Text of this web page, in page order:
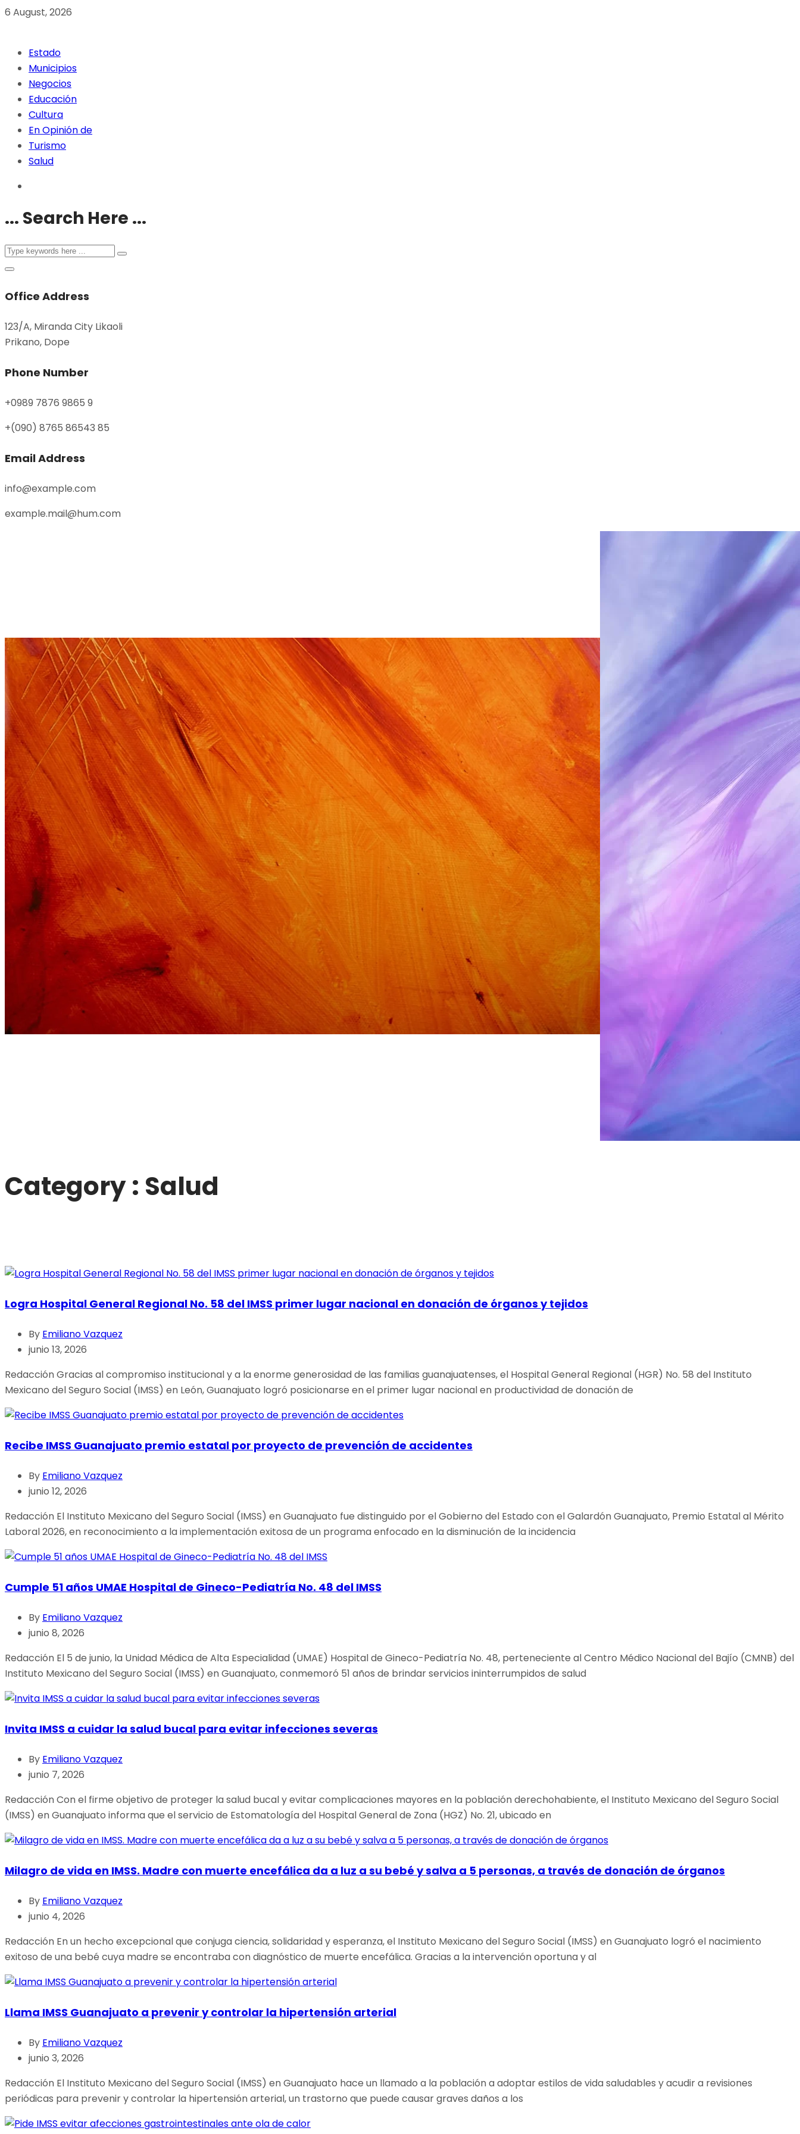
6 August, 2026
Estado
Municipios
Negocios
Educación
Cultura
En Opinión de
Turismo
Salud
... Search Here ...
Office Address
123/A, Miranda City Likaoli
Prikano, Dope
Phone Number
+0989 7876 9865 9
+(090) 8765 86543 85
Email Address
info@example.com
example.mail@hum.com
Category : Salud
Logra Hospital General Regional No. 58 del IMSS primer lugar nacional en donación de órganos y tejidos
By Emiliano Vazquez
junio 13, 2026
Redacción Gracias al compromiso institucional y a la enorme generosidad de las familias guanajuatenses, el Hospital General Regional (HGR) No. 58 del Instituto
Mexicano del Seguro Social (IMSS) en León, Guanajuato logró posicionarse en el primer lugar nacional en productividad de donación de
Recibe IMSS Guanajuato premio estatal por proyecto de prevención de accidentes
By Emiliano Vazquez
junio 12, 2026
Redacción El Instituto Mexicano del Seguro Social (IMSS) en Guanajuato fue distinguido por el Gobierno del Estado con el Galardón Guanajuato, Premio Estatal al Mérito
Laboral 2026, en reconocimiento a la implementación exitosa de un programa enfocado en la disminución de la incidencia
Cumple 51 años UMAE Hospital de Gineco-Pediatría No. 48 del IMSS
By Emiliano Vazquez
junio 8, 2026
Redacción El 5 de junio, la Unidad Médica de Alta Especialidad (UMAE) Hospital de Gineco-Pediatría No. 48, perteneciente al Centro Médico Nacional del Bajío (CMNB) del
Instituto Mexicano del Seguro Social (IMSS) en Guanajuato, conmemoró 51 años de brindar servicios ininterrumpidos de salud
Invita IMSS a cuidar la salud bucal para evitar infecciones severas
By Emiliano Vazquez
junio 7, 2026
Redacción Con el firme objetivo de proteger la salud bucal y evitar complicaciones mayores en la población derechohabiente, el Instituto Mexicano del Seguro Social
(IMSS) en Guanajuato informa que el servicio de Estomatología del Hospital General de Zona (HGZ) No. 21, ubicado en
Milagro de vida en IMSS. Madre con muerte encefálica da a luz a su bebé y salva a 5 personas, a través de donación de órganos
By Emiliano Vazquez
junio 4, 2026
Redacción En un hecho excepcional que conjuga ciencia, solidaridad y esperanza, el Instituto Mexicano del Seguro Social (IMSS) en Guanajuato logró el nacimiento
exitoso de una bebé cuya madre se encontraba con diagnóstico de muerte encefálica. Gracias a la intervención oportuna y al
Llama IMSS Guanajuato a prevenir y controlar la hipertensión arterial
By Emiliano Vazquez
junio 3, 2026
Redacción El Instituto Mexicano del Seguro Social (IMSS) en Guanajuato hace un llamado a la población a adoptar estilos de vida saludables y acudir a revisiones
periódicas para prevenir y controlar la hipertensión arterial, un trastorno que puede causar graves daños a los